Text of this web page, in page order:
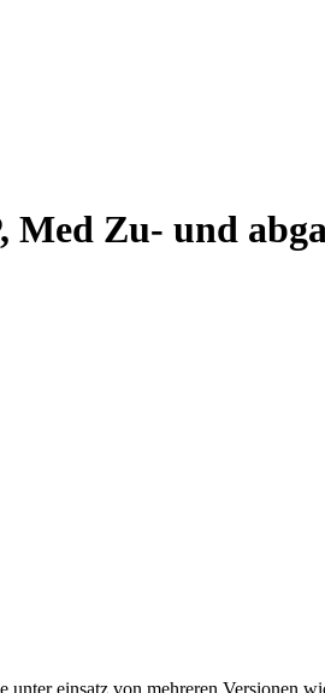
Med Zu- und
einsatz von mehreren Versionen